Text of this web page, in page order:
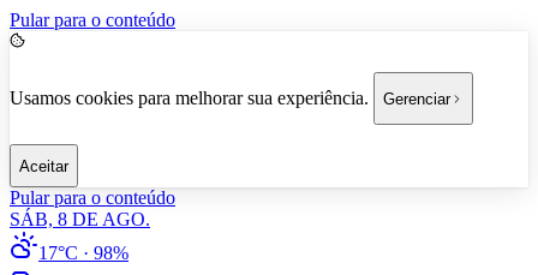
Pular para o conteúdo
Usamos cookies para melhorar sua experiência. Gerenciar
Aceitar
Pular para o conteúdo
SÁB, 8 DE AGO.
17°C · 98%